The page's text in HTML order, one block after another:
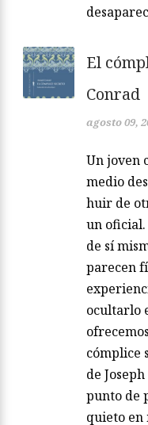
El
Conrad
agosto 09,
Un joven
medio
huir de
un oficial.
de sí
parecen
ocultarlo
cómplice
de
punto de
quieto en